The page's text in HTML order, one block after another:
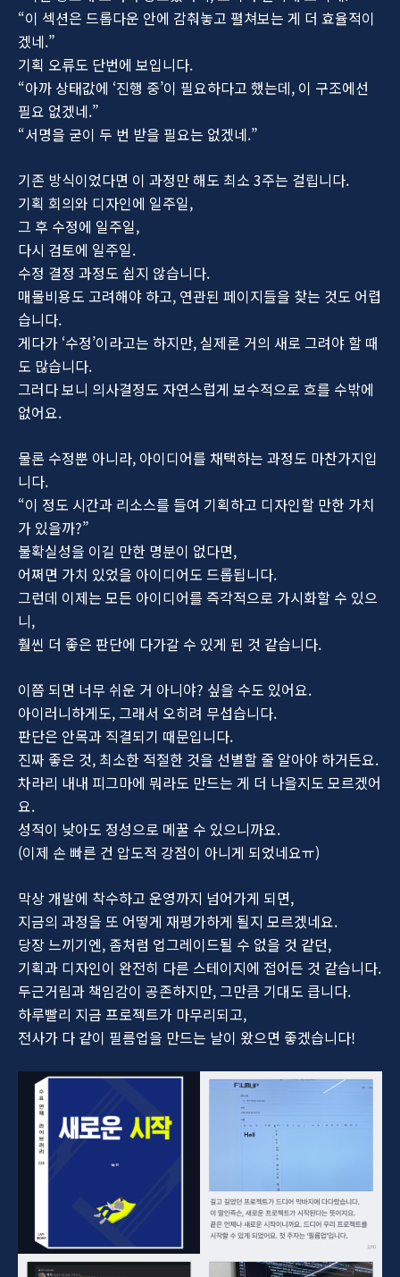
“이 섹션은 드롭다운 안에 감춰놓고 펼쳐보는 게 더 효율적이
겠네.”
기획 오류도 단번에 보입니다.
“아까 상태값에 ‘진행 중’이 필요하다고 했는데, 이 구조에선
필요 없겠네.”
“서명을 굳이 두 번 받을 필요는 없겠네.”
기존 방식이었다면 이 과정만 해도 최소 3주는 걸립니다.
기획 회의와 디자인에 일주일,
그 후 수정에 일주일,
다시 검토에 일주일.
수정 결정 과정도 쉽지 않습니다.
매몰비용도 고려해야 하고, 연관된 페이지들을 찾는 것도 어렵
습니다.
게다가 ‘수정’이라고는 하지만, 실제론 거의 새로 그려야 할 때
도 많습니다.
그러다 보니 의사결정도 자연스럽게 보수적으로 흐를 수밖에
없어요.
물론 수정뿐 아니라, 아이디어를 채택하는 과정도 마찬가지입
니다.
“이 정도 시간과 리소스를 들여 기획하고 디자인할 만한 가치
가 있을까?”
불확실성을 이길 만한 명분이 없다면,
어쩌면 가치 있었을 아이디어도 드롭됩니다.
그런데 이제는 모든 아이디어를 즉각적으로 가시화할 수 있으
니,
훨씬 더 좋은 판단에 다가갈 수 있게 된 것 같습니다.
이쯤 되면 너무 쉬운 거 아니야? 싶을 수도 있어요.
아이러니하게도, 그래서 오히려 무섭습니다.
판단은 안목과 직결되기 때문입니다.
진짜 좋은 것, 최소한 적절한 것을 선별할 줄 알아야 하거든요.
차라리 내내 피그마에 뭐라도 만드는 게 더 나을지도 모르겠어
요.
성적이 낮아도 정성으로 메꿀 수 있으니까요.
(이제 손 빠른 건 압도적 강점이 아니게 되었네요ㅠ)
막상 개발에 착수하고 운영까지 넘어가게 되면,
지금의 과정을 또 어떻게 재평가하게 될지 모르겠네요.
당장 느끼기엔, 좀처럼 업그레이드될 수 없을 것 같던,
기획과 디자인이 완전히 다른 스테이지에 접어든 것 같습니다.
두근거림과 책임감이 공존하지만, 그만큼 기대도 큽니다.
하루빨리 지금 프로젝트가 마무리되고,
전사가 다 같이 필름업을 만드는 날이 왔으면 좋겠습니다!